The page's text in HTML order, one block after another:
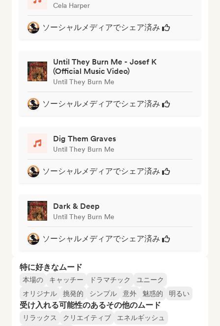
Cela Harper
ソーシャルメディアでシェア済み
Until They Burn Me - Josef K
(Official Music Video)
Until They Burn Me
ソーシャルメディアでシェア済み
Dig Them Graves
Until They Burn Me
ソーシャルメディアでシェア済み
Dark & Deep
Until They Burn Me
ソーシャルメディアでシェア済み
特に好きなムード
本場の キャッチー ドラマチック
ユニーク
オリジナル
挑発的 シンプル 意外 魅惑的 明るい
受け入れる可能性のあるその他のムード
リラックス クリエイティブ
エネルギッシュ